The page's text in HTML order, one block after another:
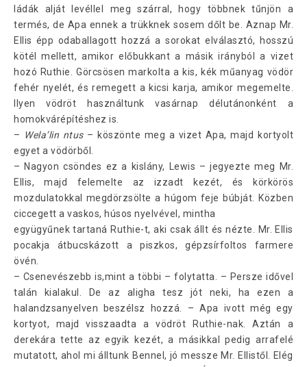
ládák alját levéllel meg szárral, hogy többnek tűnjön a
termés, de Apa ennek a trükknek sosem dőlt be. Aznap Mr.
Ellis épp odaballagott hozzá a sorokat elválasztó, hosszú
kötél mellett, amikor előbukkant a másik irányból a vizet
hozó Ruthie. Görcsösen markolta a kis, kék műanyag vödör
fehér nyelét, és remegett a kicsi karja, amikor megemelte.
Ilyen vödröt használtunk vasárnap délutánonként a
homokvárépítéshez is.
– Wela’lin ntus – köszönte meg a vizet Apa, majd kortyolt
egyet a vödörből.
– Nagyon csöndes ez a kislány, Lewis – jegyezte meg Mr.
Ellis, majd felemelte az izzadt kezét, és körkörös
mozdulatokkal megdörzsölte a húgom feje búbját. Közben
ciccegett a vaskos, húsos nyelvével, mintha
együgyűnek tartaná Ruthie-t, aki csak állt és nézte. Mr. Ellis
pocakja átbucskázott a piszkos, gépzsírfoltos farmere
övén.
– Csenevészebb is,mint a többi – folytatta. – Persze idővel
talán kialakul. De az aligha tesz jót neki, ha ezen a
halandzsanyelven beszélsz hozzá. – Apa ivott még egy
kortyot, majd visszaadta a vödröt Ruthie-nak. Aztán a
derekára tette az egyik kezét, a másikkal pedig arrafelé
mutatott, ahol mi álltunk Bennel, jó messze Mr. Ellistől. Elég